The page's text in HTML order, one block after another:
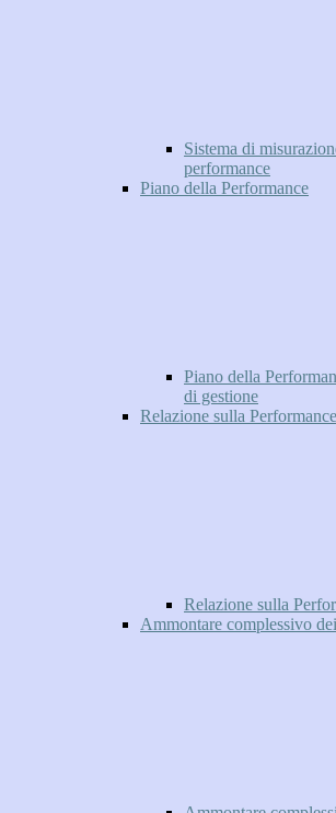
Sistema di
performance
Piano della Performance
Piano della
di gestione
Relazione sulla Performance
Relazione sulla
Ammontare complessivo